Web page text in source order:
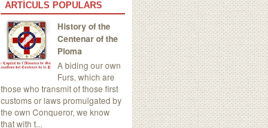
ARTÍCULS POPULARS
History of the
Centenar of the
Ploma
A biding our own
Furs, which are
those who transmit of those first
customs or laws promulgated by
the own Conqueror, we know
that with t...